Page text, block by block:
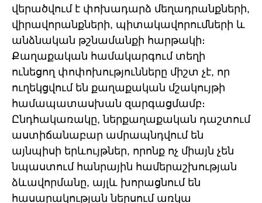
վերածվում է փոխադարձ մեղադրանքների,
վիրավորանքների, պիտակավորումների և
անձնական թշնամանքի հարթակի։
Քաղաքական համակարգում տեղի
ունեցող փոփոխությունները միշտ չէ, որ
ուղեկցվում են քաղաքական մշակույթի
համապատասխան զարգացմամբ։
Ընդհակառակը, ներքաղաքական դաշտում
աստիճանաբար ամրապնդվում են
այնպիսի երևույթներ, որոնք ոչ միայն չեն
նպաստում հանրային համերաշխության
ձևավորմանը, այլև խորացնում են
հասարակության ներսում առկա